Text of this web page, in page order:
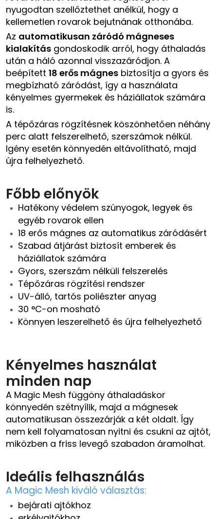
nyugodtan szellőztethet anélkül, hogy a
kellemetlen rovarok bejutnának otthonába.
Az automatikusan záródó mágneses
kialakítás gondoskodik arról, hogy áthaladás
után a háló azonnal visszazáródjon. A
beépített 18 erős mágnes biztosítja a gyors és
megbízható záródást, így a használata
kényelmes gyermekek és háziállatok számára
is.
A tépőzáras rögzítésnek köszönhetően néhány
perc alatt felszerelhető, szerszámok nélkül.
Igény esetén könnyedén eltávolítható, majd
újra felhelyezhető.
Főbb előnyök
Hatékony védelem szúnyogok, legyek és
egyéb rovarok ellen
18 erős mágnes az automatikus záródásért
Szabad átjárást biztosít emberek és
háziállatok számára
Gyors, szerszám nélküli felszerelés
Tépőzáras rögzítési rendszer
UV-álló, tartós poliészter anyag
30 °C-on mosható
Könnyen leszerelhető és újra felhelyezhető
Kényelmes használat
minden nap
A Magic Mesh függöny áthaladáskor
könnyedén szétnyílik, majd a mágnesek
automatikusan összezárják a két oldalt. Így
nem kell folyamatosan nyitni és csukni az ajtót,
miközben a friss levegő szabadon áramolhat.
Ideális felhasználás
A Magic Mesh kiváló választás:
bejárati ajtókhoz